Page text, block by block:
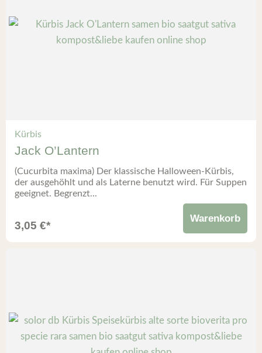
Kürbis
Jack O’Lantern
(Cucurbita maxima) Der klassische Halloween-Kürbis,
der ausgehöhlt und als Laterne benutzt wird. Für Suppen
geeignet. Begrenzt...
3,05 €*
Warenkorb